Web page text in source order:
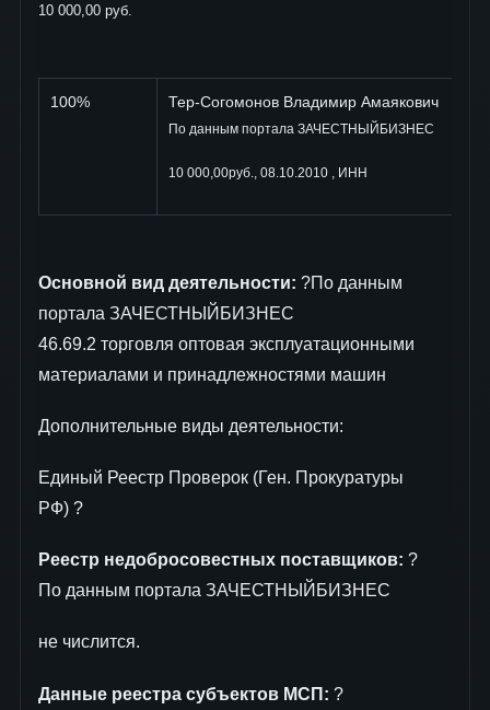
10 000,00 руб.
100% Тер-Согомонов Владимир Амаякович
По данным портала ЗАЧЕСТНЫЙБИЗНЕС
10 000,00руб., 08.10.2010 , ИНН
Основной вид деятельности: ?По данным
портала ЗАЧЕСТНЫЙБИЗНЕС
46.69.2 торговля оптовая эксплуатационными
материалами и принадлежностями машин
Дополнительные виды деятельности:
Единый Реестр Проверок (Ген. Прокуратуры
РФ) ?
Реестр недобросовестных поставщиков: ?
По данным портала ЗАЧЕСТНЫЙБИЗНЕС
не числится.
Данные реестра субъектов МСП: ?